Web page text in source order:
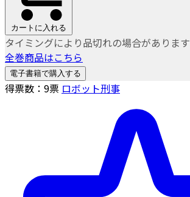
カートに入れる
タイミングにより品切れの場合があります
全巻商品はこちら
電子書籍で購入する
得票数： 9票 ロボット刑事